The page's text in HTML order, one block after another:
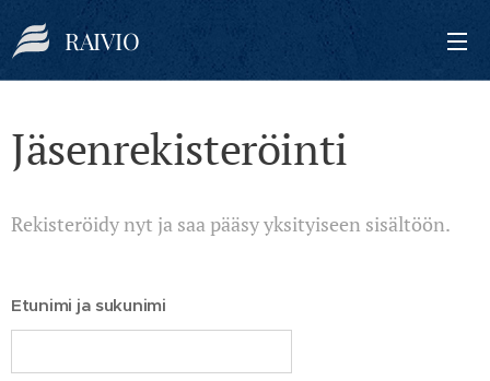
RAIVIO
Jäsenrekisteröinti
Rekisteröidy nyt ja saa pääsy yksityiseen sisältöön.
Etunimi ja sukunimi